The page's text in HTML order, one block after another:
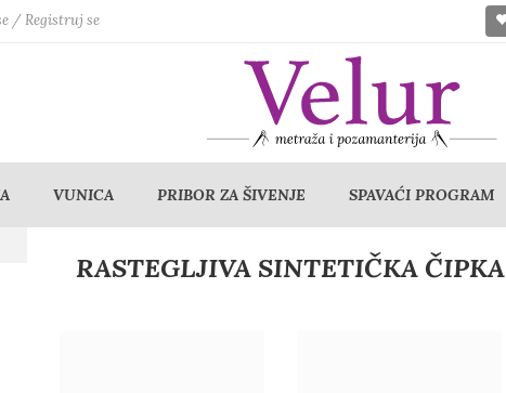
/ Registruj se
VUNICA PRIBOR ZA ŠIVENJE SPAVAĆI PROGRAM
RASTEGLJIVA SINTETIČKA ČIPKA